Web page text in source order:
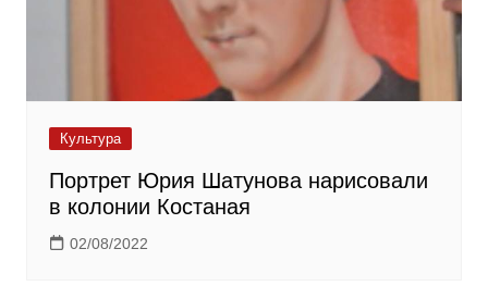
Культура
Портрет Юрия Шатунова нарисовали
в колонии Костаная
02/08/2022